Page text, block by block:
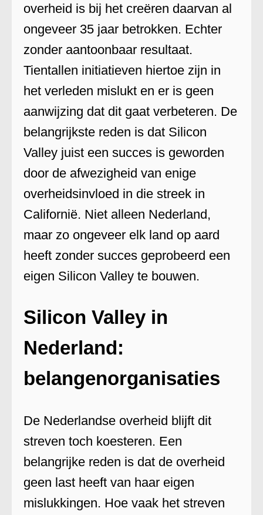
overheid is bij het creëren daarvan al
ongeveer 35 jaar betrokken. Echter
zonder aantoonbaar resultaat.
Tientallen initiatieven hiertoe zijn in
het verleden mislukt en er is geen
aanwijzing dat dit gaat verbeteren. De
belangrijkste reden is dat Silicon
Valley juist een succes is geworden
door de afwezigheid van enige
overheidsinvloed in die streek in
Californië. Niet alleen Nederland,
maar zo ongeveer elk land op aard
heeft zonder succes geprobeerd een
eigen Silicon Valley te bouwen.
Silicon Valley in
Nederland:
belangenorganisaties
De Nederlandse overheid blijft dit
streven toch koesteren. Een
belangrijke reden is dat de overheid
geen last heeft van haar eigen
mislukkingen. Hoe vaak het streven